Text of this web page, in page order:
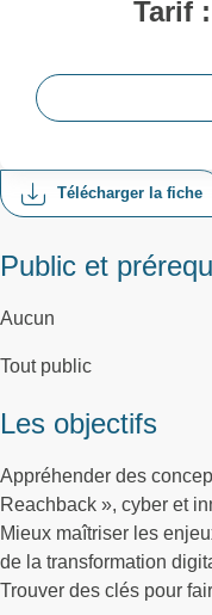
Télécharger la fiche
Public et
Aucun
Tout public
Les objectifs
Appréhender des
Reachback », cyber et
Mieux maîtriser les
de la transformation
Trouver des clés pour
Tarif :